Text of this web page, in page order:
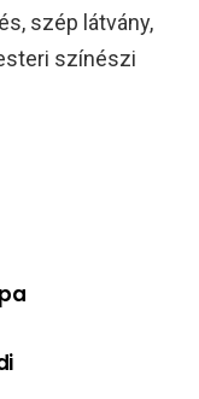
szép látvány,
színészi